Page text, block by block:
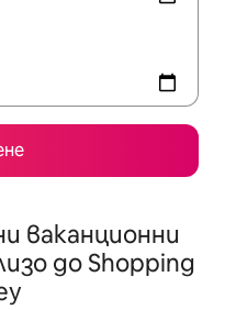
ваканционни
до Shopping